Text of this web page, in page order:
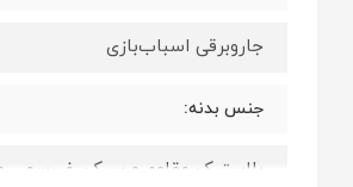
جاروبرقی اسباب‌بازی
جنس بدنه:
پلاستیک مقاوم و سبک، غیرسمی و